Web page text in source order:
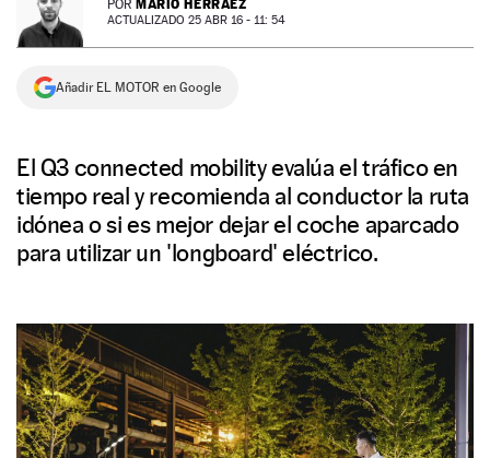
NEWSLETTER
SÍGUENOS
POR MARIO HERRÁEZ
ACTUALIZADO 25 ABR 16 - 11: 54
Añadir EL MOTOR en Google
El Q3 connected mobility evalúa el tráfico en
tiempo real y recomienda al conductor la ruta
idónea o si es mejor dejar el coche aparcado
para utilizar un 'longboard' eléctrico.